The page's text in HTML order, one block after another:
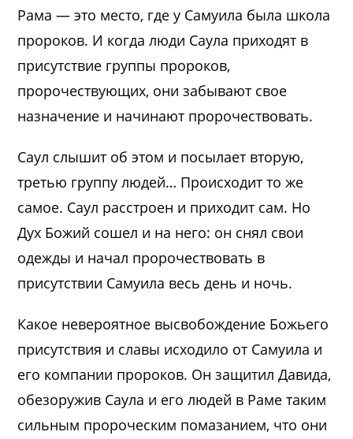
Рама — это место, где у Самуила была школа
пророков. И когда люди Саула приходят в
присутствие группы пророков,
пророчествующих, они забывают свое
назначение и начинают пророчествовать.
Саул слышит об этом и посылает вторую,
третью группу людей… Происходит то же
самое. Саул расстроен и приходит сам. Но
Дух Божий сошел и на него: он снял свои
одежды и начал пророчествовать в
присутствии Самуила весь день и ночь.
Какое невероятное высвобождение Божьего
присутствия и славы исходило от Самуила и
его компании пророков. Он защитил Давида,
обезоружив Саула и его людей в Раме таким
сильным пророческим помазанием, что они